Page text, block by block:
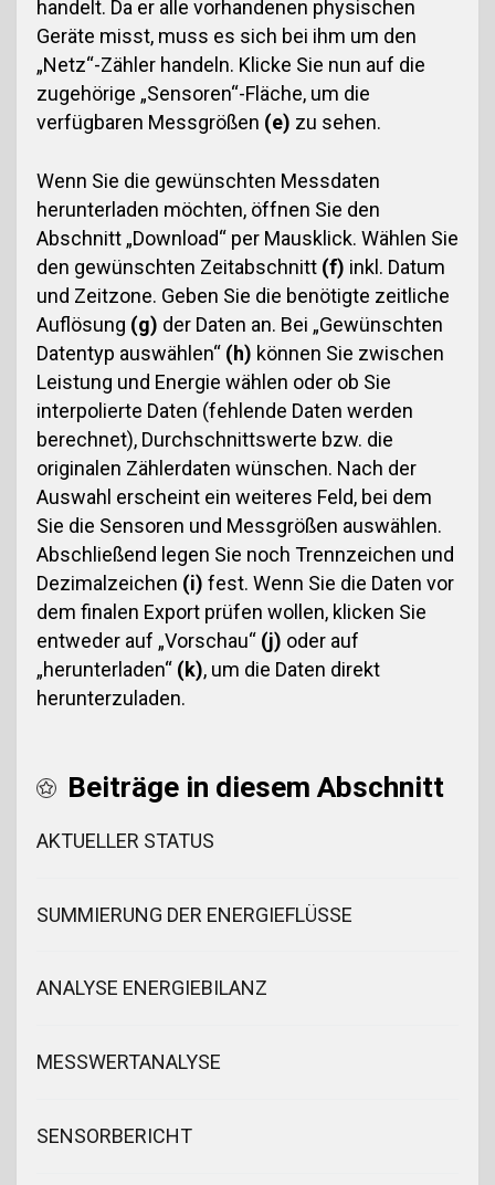
handelt. Da er alle vorhandenen physischen
Geräte misst, muss es sich bei ihm um den
„Netz“-Zähler handeln. Klicke Sie nun auf die
zugehörige „Sensoren“-Fläche, um die
verfügbaren Messgrößen (e) zu sehen.
Wenn Sie die gewünschten Messdaten
herunterladen möchten, öffnen Sie den
Abschnitt „Download“ per Mausklick. Wählen Sie
den gewünschten Zeitabschnitt (f) inkl. Datum
und Zeitzone. Geben Sie die benötigte zeitliche
Auflösung (g) der Daten an. Bei „Gewünschten
Datentyp auswählen“ (h) können Sie zwischen
Leistung und Energie wählen oder ob Sie
interpolierte Daten (fehlende Daten werden
berechnet), Durchschnittswerte bzw. die
originalen Zählerdaten wünschen. Nach der
Auswahl erscheint ein weiteres Feld, bei dem
Sie die Sensoren und Messgrößen auswählen.
Abschließend legen Sie noch Trennzeichen und
Dezimalzeichen (i) fest. Wenn Sie die Daten vor
dem finalen Export prüfen wollen, klicken Sie
entweder auf „Vorschau“ (j) oder auf
„herunterladen“ (k), um die Daten direkt
herunterzuladen.
Beiträge in diesem Abschnitt
AKTUELLER STATUS
SUMMIERUNG DER ENERGIEFLÜSSE
ANALYSE ENERGIEBILANZ
MESSWERTANALYSE
SENSORBERICHT